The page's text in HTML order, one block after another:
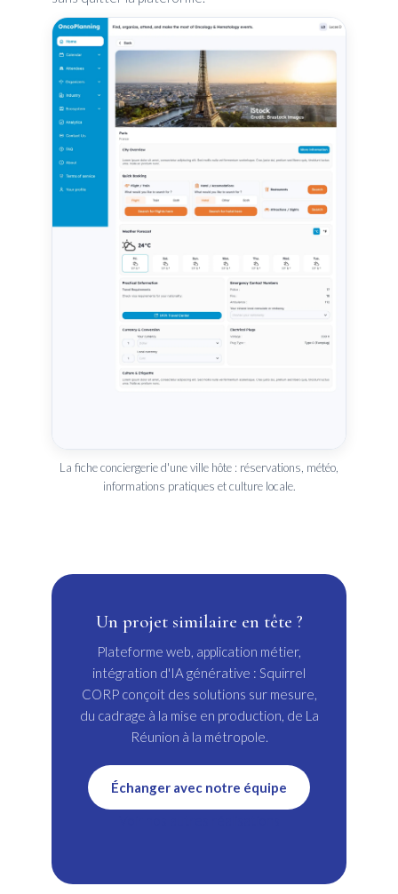
La fiche conciergerie d'une ville hôte : réservations, météo,
informations pratiques et culture locale.
Un projet similaire en tête ?
Plateforme web, application métier,
intégration d'IA générative : Squirrel
CORP conçoit des solutions sur mesure,
du cadrage à la mise en production, de La
Réunion à la métropole.
Échanger avec notre équipe